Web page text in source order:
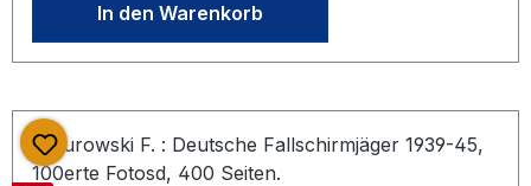
In den Warenkorb